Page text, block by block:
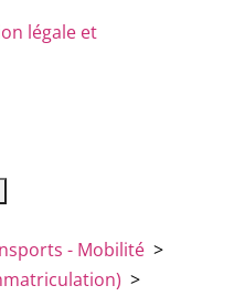
légale et
- Mobilité >
>